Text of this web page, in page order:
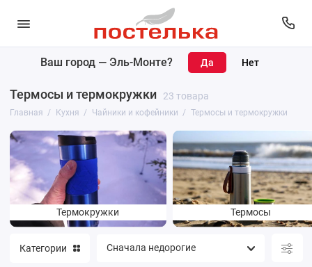
Ваш город — Эль-Монте?
Термосы и термокружки 23 товара
Главная Кухня Чайники и кофейники Термосы и термокружки
Термокружки Термосы
Кухонные принадлежности
Чайники и кофейники
Столовая посуда
Посуда для приготовления
Категории